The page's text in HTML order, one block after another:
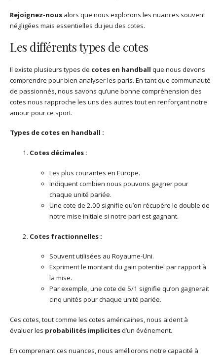
Rejoignez-nous alors que nous explorons les nuances souvent
négligées mais essentielles du jeu des cotes.
Les différents types de cotes
Il existe plusieurs types de cotes en handball que nous devons
comprendre pour bien analyser les paris. En tant que communauté
de passionnés, nous savons qu’une bonne compréhension des
cotes nous rapproche les uns des autres tout en renforçant notre
amour pour ce sport.
Types de cotes en handball :
Cotes décimales :
Les plus courantes en Europe.
Indiquent combien nous pouvons gagner pour
chaque unité pariée.
Une cote de 2.00 signifie qu’on récupère le double de
notre mise initiale si notre pari est gagnant.
Cotes fractionnelles :
Souvent utilisées au Royaume-Uni.
Expriment le montant du gain potentiel par rapport à
la mise.
Par exemple, une cote de 5/1 signifie qu’on gagnerait
cinq unités pour chaque unité pariée.
Ces cotes, tout comme les cotes américaines, nous aident à
évaluer les probabilités implicitesd’un événement.
En comprenant ces nuances, nous améliorons notre capacité à